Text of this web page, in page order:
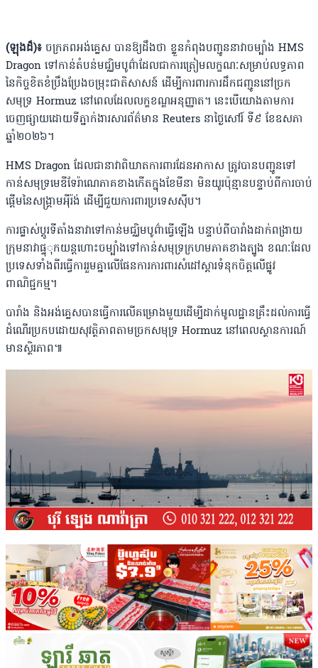
(ឡុងដ៏)៖ ចក្រភពអង់គ្លេស បានឱ្យដឹងថា ខ្លួនកំពុងបញ្ជូននាវាចម្បាំង HMS
Dragon ទៅកាន់តំបន់មជ្ឈិមបូព៌ាដែលជាការត្រៀមលក្ខណៈសម្រាប់លទ្ធភាព
នៃកិច្ចខិតខំប្រឹងប្រែងចម្រុះជាតិសាសន៍ ដើម្បីការពារការដឹកជញ្ជូននៅច្រក
សមុទ្រ Hormuz នៅពេលដែលលក្ខខណ្ឌអនុញ្ញាត។ នេះបេីយោងតាមការ
ចេញផ្សាយដោយទីភ្នាក់ងារសារព័ត៌មាន Reuters នាថ្ងៃសៅរ៍ ទី៩ ខែឧសភា
ឆ្នាំ២០២៦។
HMS Dragon ដែលជានាវាពិឃាតការពារដែនអាកាស ត្រូវបានបញ្ជូនទៅ
កាន់សមុទ្រមេឌីទែរ៉ាណេភាគខាងកើតក្នុងខែមីនា មិនយូរប៉ុន្មានបន្ទាប់ពីការចាប់
ផ្តើមនៃសង្រ្គាមអ៉ីរ៉ង់ ដេីម្បីជួយការពារប្រទេសស៉ីប។
ការផ្លាស់ប្តូរទីតាំងនាវាទៅកាន់មជ្ឈិមបូព៌ាធ្វើឡើង បន្ទាប់ពីបារាំងដាក់ពង្រាយ
ក្រុមនាវាផ្ទុុកយន្តហោះចម្បាំងទៅកាន់សមុទ្រក្រហមភាគខាងត្បូង ខណៈដែល
ប្រទេសទាំងពីរធ្វើការរួមគ្នាលើផែនការការពារសំដៅស្តារទំនុកចិត្តលើផ្លូវ
ពាណិជ្ជកម្ម។
បារាំង និងអង់គ្លេសបានធ្វើការលើគម្រោងមួយដើម្បីដាក់មូលដ្ឋានគ្រឹះដល់ការធ្វើ
ដំណើរប្រកបដោយសុវត្ថិភាពតាមច្រកសមុទ្រ Hormuz នៅពេលស្ថានការណ៍
មានស្ថិរភាព៕